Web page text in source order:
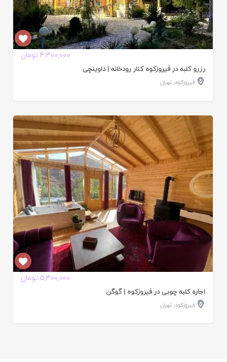
4,300,000 تومان
رزرو کلبه در فیروزکوه کنار رودخانه | داوینچی
فیروزکوه,تهران
5,300,000 تومان
اجاره کلبه چوبی در فیروزکوه | گوگن
فیروزکوه,تهران